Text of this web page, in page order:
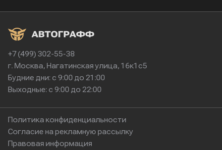
+7 (499) 302-55-38
г. Москва, Нагатинская улица, 16к1с5
Будние дни: с 9:00 до 21:00
Выходные: с 9:00 до 22:00
Политика конфиденциальности
Согласие на рекламную рассылку
Правовая информация